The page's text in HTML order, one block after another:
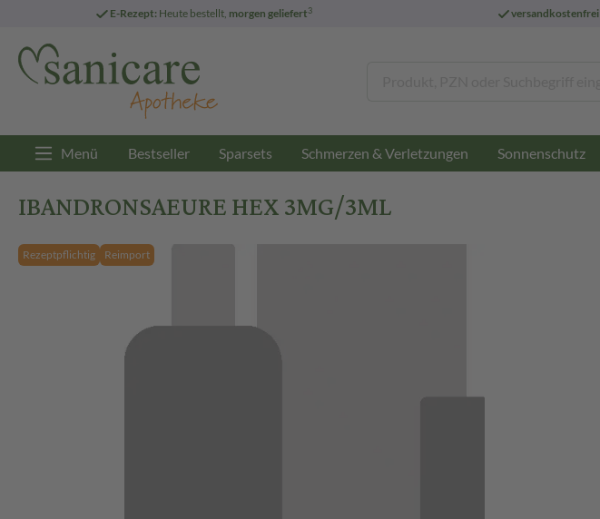
E-Rezept: Heute bestellt, morgen geliefert3 versandkostenfrei
Menü Bestseller Sparsets Schmerzen & Verletzungen Sonnenschutz
IBANDRONSAEURE HEX 3MG/3ML
Rezeptpflichtig Reimport